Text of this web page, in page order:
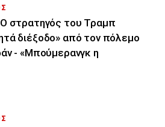
Ο στρατηγός του Τραμπ
διέξοδο» από τον πόλεμο
- «Μπούμερανγκ η